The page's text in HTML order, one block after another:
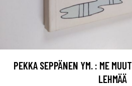
PEKKA SEPPÄNEN YM. : ME
LEHMÄÄ